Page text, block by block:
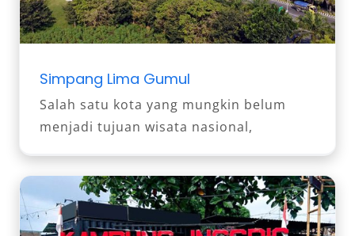
Simpang Lima Gumul
Salah satu kota yang mungkin belum
menjadi tujuan wisata nasional,